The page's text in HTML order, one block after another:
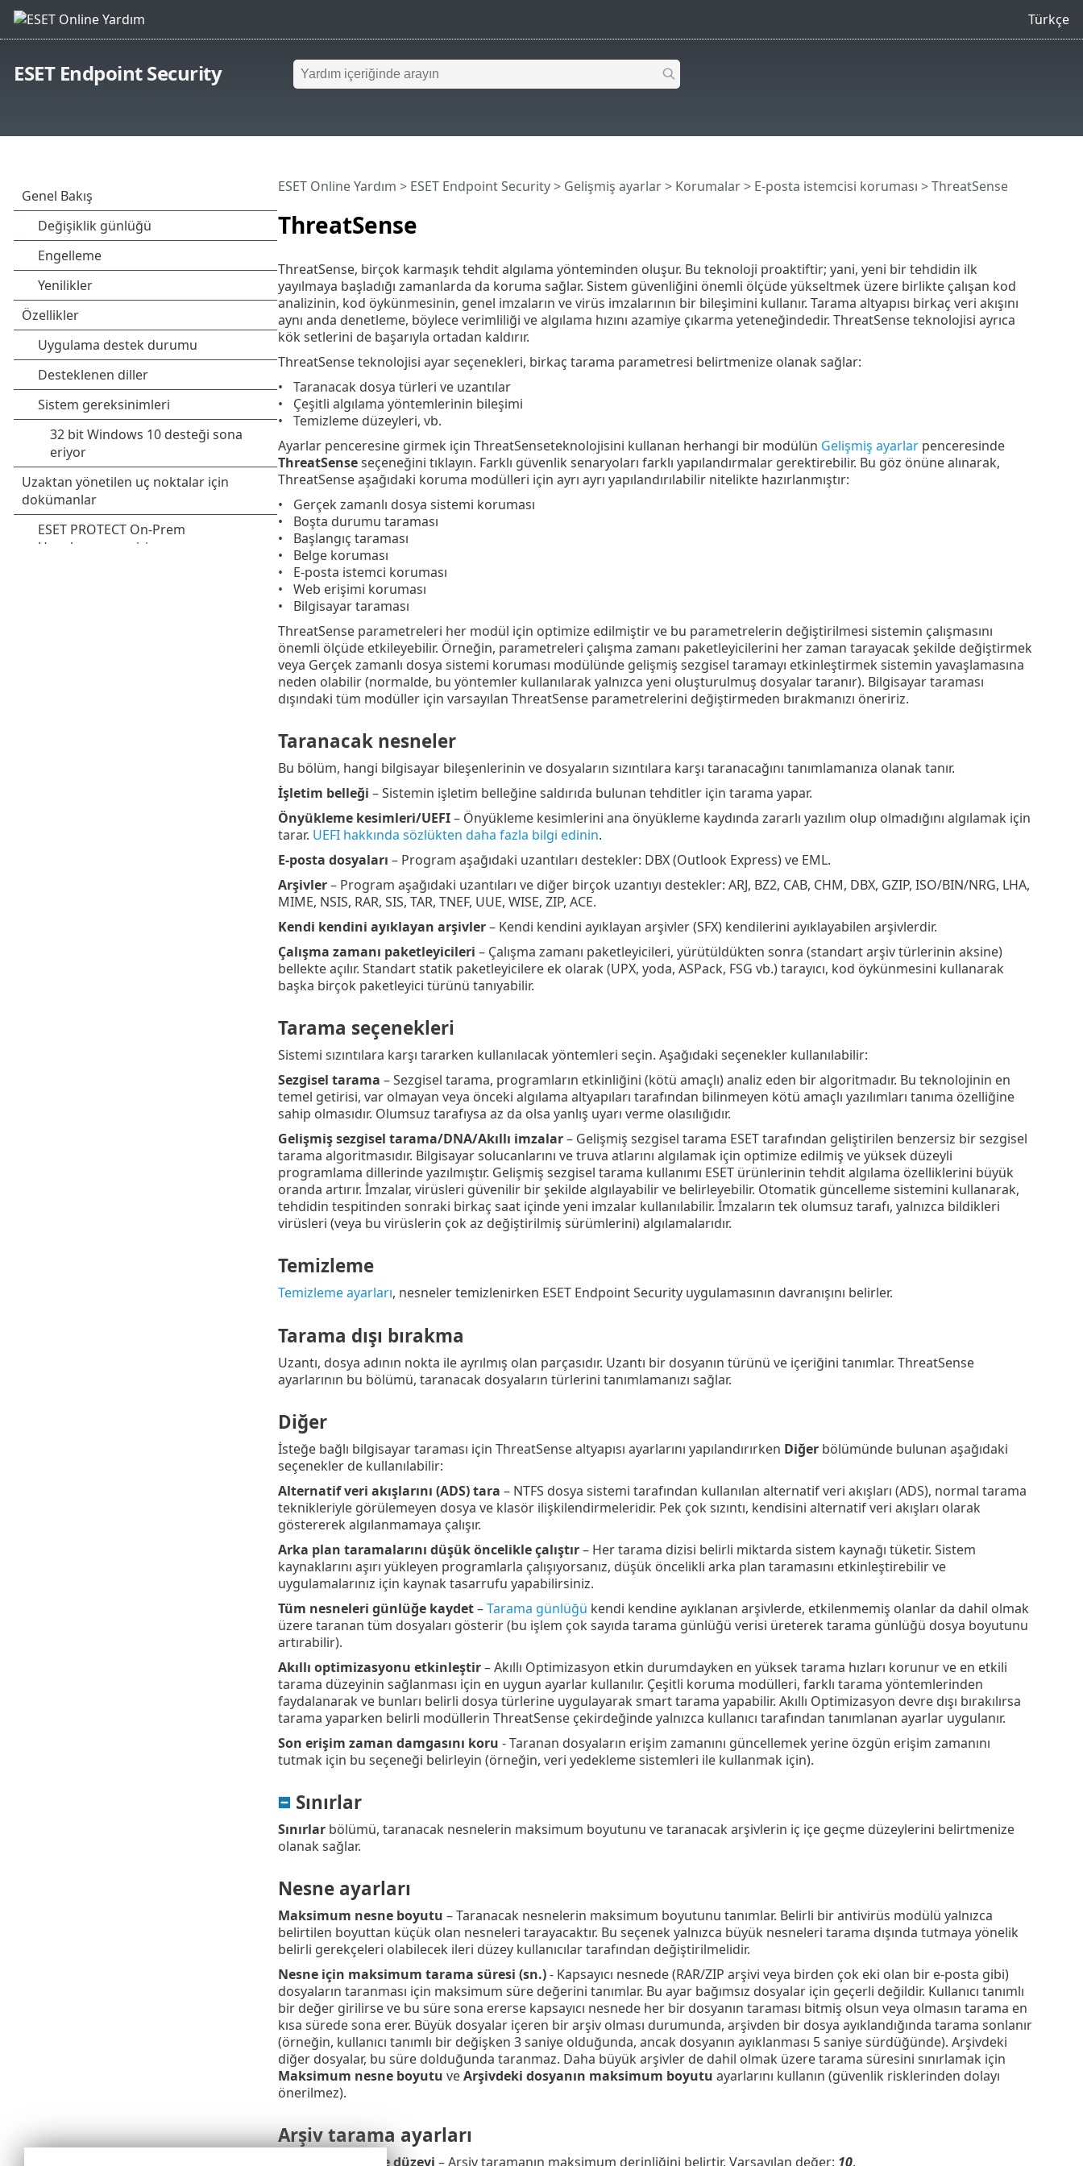
Türkçe
ESET Endpoint Security
ThreatSense
ESET Online Yardım > ESET Endpoint Security> Gelişmiş ayarlar> Korumalar> E-posta istemcisi koruması > ThreatSense
ThreatSense, birçok karmaşık tehdit algılama yönteminden oluşur. Bu teknoloji proaktiftir; yani, yeni bir tehdidin ilk
yayılmaya başladığı zamanlarda da koruma sağlar. Sistem güvenliğini önemli ölçüde yükseltmek üzere birlikte çalışan kod
analizinin, kod öykünmesinin, genel imzaların ve virüs imzalarının bir bileşimini kullanır. Tarama altyapısı birkaç veri akışını
aynı anda denetleme, böylece verimliliği ve algılama hızını azamiye çıkarma yeteneğindedir. ThreatSense teknolojisi ayrıca
kök setlerini de başarıyla ortadan kaldırır.
ThreatSense teknolojisi ayar seçenekleri, birkaç tarama parametresi belirtmenize olanak sağlar:
Taranacak dosya türleri ve uzantılar
Çeşitli algılama yöntemlerinin bileşimi
Temizleme düzeyleri, vb.
Ayarlar penceresine girmek için ThreatSenseteknolojisini kullanan herhangi bir modülün Gelişmiş ayarlarpenceresinde
ThreatSenseseçeneğini tıklayın. Farklı güvenlik senaryoları farklı yapılandırmalar gerektirebilir. Bu göz önüne alınarak,
ThreatSense aşağıdaki koruma modülleri için ayrı ayrı yapılandırılabilir nitelikte hazırlanmıştır:
Gerçek zamanlı dosya sistemi koruması
Boşta durumu taraması
Başlangıç taraması
Belge koruması
E-posta istemci koruması
Web erişimi koruması
Bilgisayar taraması
ThreatSense parametreleri her modül için optimize edilmiştir ve bu parametrelerin değiştirilmesi sistemin çalışmasını
önemli ölçüde etkileyebilir. Örneğin, parametreleri çalışma zamanı paketleyicilerini her zaman tarayacak şekilde değiştirmek
veya Gerçek zamanlı dosya sistemi koruması modülünde gelişmiş sezgisel taramayı etkinleştirmek sistemin yavaşlamasına
neden olabilir (normalde, bu yöntemler kullanılarak yalnızca yeni oluşturulmuş dosyalar taranır). Bilgisayar taraması
dışındaki tüm modüller için varsayılan ThreatSense parametrelerini değiştirmeden bırakmanızı öneririz.
Taranacak nesneler
Bu bölüm, hangi bilgisayar bileşenlerinin ve dosyaların sızıntılara karşı taranacağını tanımlamanıza olanak tanır.
İşletim belleği – Sistemin işletim belleğine saldırıda bulunan tehditler için tarama yapar.
Önyükleme kesimleri/UEFI– Önyükleme kesimlerini ana önyükleme kaydında zararlı yazılım olup olmadığını algılamak için
tarar. UEFI hakkında sözlükten daha fazla bilgi edinin.
E-posta dosyaları – Program aşağıdaki uzantıları destekler: DBX (Outlook Express) ve EML.
Arşivler– Program aşağıdaki uzantıları ve diğer birçok uzantıyı destekler: ARJ, BZ2, CAB, CHM, DBX, GZIP, ISO/BIN/NRG, LHA,
MIME, NSIS, RAR, SIS, TAR, TNEF, UUE, WISE, ZIP, ACE.
Kendi kendini ayıklayan arşivler– Kendi kendini ayıklayan arşivler (SFX) kendilerini ayıklayabilen arşivlerdir.
Çalışma zamanı paketleyicileri – Çalışma zamanı paketleyicileri, yürütüldükten sonra (standart arşiv türlerinin aksine)
bellekte açılır. Standart statik paketleyicilere ek olarak (UPX, yoda, ASPack, FSG vb.) tarayıcı, kod öykünmesini kullanarak
başka birçok paketleyici türünü tanıyabilir.
Tarama seçenekleri
Sistemi sızıntılara karşı tararken kullanılacak yöntemleri seçin. Aşağıdaki seçenekler kullanılabilir:
Sezgisel tarama – Sezgisel tarama, programların etkinliğini (kötü amaçlı) analiz eden bir algoritmadır. Bu teknolojinin en
temel getirisi, var olmayan veya önceki algılama altyapıları tarafından bilinmeyen kötü amaçlı yazılımları tanıma özelliğine
sahip olmasıdır. Olumsuz tarafıysa az da olsa yanlış uyarı verme olasılığıdır.
Gelişmiş sezgisel tarama/DNA/Akıllı imzalar– Gelişmiş sezgisel tarama ESET tarafından geliştirilen benzersiz bir sezgisel
tarama algoritmasıdır. Bilgisayar solucanlarını ve truva atlarını algılamak için optimize edilmiş ve yüksek düzeyli
programlama dillerinde yazılmıştır. Gelişmiş sezgisel tarama kullanımı ESET ürünlerinin tehdit algılama özelliklerini büyük
oranda artırır. İmzalar, virüsleri güvenilir bir şekilde algılayabilir ve belirleyebilir. Otomatik güncelleme sistemini kullanarak,
tehdidin tespitinden sonraki birkaç saat içinde yeni imzalar kullanılabilir. İmzaların tek olumsuz tarafı, yalnızca bildikleri
virüsleri (veya bu virüslerin çok az değiştirilmiş sürümlerini) algılamalarıdır.
Temizleme
Temizleme ayarları, nesneler temizlenirken ESET Endpoint Security uygulamasının davranışını belirler.
Tarama dışı bırakma
Uzantı, dosya adının nokta ile ayrılmış olan parçasıdır. Uzantı bir dosyanın türünü ve içeriğini tanımlar. ThreatSense
ayarlarının bu bölümü, taranacak dosyaların türlerini tanımlamanızı sağlar.
Diğer
İsteğe bağlı bilgisayar taraması için ThreatSense altyapısı ayarlarını yapılandırırken Diğerbölümünde bulunan aşağıdaki
seçenekler de kullanılabilir:
Alternatif veri akışlarını (ADS) tara – NTFS dosya sistemi tarafından kullanılan alternatif veri akışları (ADS), normal tarama
teknikleriyle görülemeyen dosya ve klasör ilişkilendirmeleridir. Pek çok sızıntı, kendisini alternatif veri akışları olarak
göstererek algılanmamaya çalışır.
Arka plan taramalarını düşük öncelikle çalıştır– Her tarama dizisi belirli miktarda sistem kaynağı tüketir. Sistem
kaynaklarını aşırı yükleyen programlarla çalışıyorsanız, düşük öncelikli arka plan taramasını etkinleştirebilir ve
uygulamalarınız için kaynak tasarrufu yapabilirsiniz.
Tüm nesneleri günlüğe kaydet–Tarama günlüğü kendi kendine ayıklanan arşivlerde, etkilenmemiş olanlar da dahil olmak
üzere taranan tüm dosyaları gösterir (bu işlem çok sayıda tarama günlüğü verisi üreterek tarama günlüğü dosya boyutunu
artırabilir).
Akıllı optimizasyonu etkinleştir– Akıllı Optimizasyon etkin durumdayken en yüksek tarama hızları korunur ve en etkili
tarama düzeyinin sağlanması için en uygun ayarlar kullanılır. Çeşitli koruma modülleri, farklı tarama yöntemlerinden
faydalanarak ve bunları belirli dosya türlerine uygulayarak smart tarama yapabilir. Akıllı Optimizasyon devre dışı bırakılırsa
tarama yaparken belirli modüllerin ThreatSense çekirdeğinde yalnızca kullanıcı tarafından tanımlanan ayarlar uygulanır.
Son erişim zaman damgasını koru - Taranan dosyaların erişim zamanını güncellemek yerine özgün erişim zamanını
tutmak için bu seçeneği belirleyin (örneğin, veri yedekleme sistemleri ile kullanmak için).
Sınırlar
Sınırlarbölümü, taranacak nesnelerin maksimum boyutunu ve taranacak arşivlerin iç içe geçme düzeylerini belirtmenize
olanak sağlar.
Nesne ayarları
Maksimum nesne boyutu – Taranacak nesnelerin maksimum boyutunu tanımlar. Belirli bir antivirüs modülü yalnızca
belirtilen boyuttan küçük olan nesneleri tarayacaktır. Bu seçenek yalnızca büyük nesneleri tarama dışında tutmaya yönelik
belirli gerekçeleri olabilecek ileri düzey kullanıcılar tarafından değiştirilmelidir.
Nesne için maksimum tarama süresi (sn.)- Kapsayıcı nesnede (RAR/ZIP arşivi veya birden çok eki olan bir e-posta gibi)
dosyaların taranması için maksimum süre değerini tanımlar. Bu ayar bağımsız dosyalar için geçerli değildir. Kullanıcı tanımlı
bir değer girilirse ve bu süre sona ererse kapsayıcı nesnede her bir dosyanın taraması bitmiş olsun veya olmasın tarama en
kısa sürede sona erer. Büyük dosyalar içeren bir arşiv olması durumunda, arşivden bir dosya ayıklandığında tarama sonlanır
(örneğin, kullanıcı tanımlı bir değişken 3 saniye olduğunda, ancak dosyanın ayıklanması 5 saniye sürdüğünde). Arşivdeki
diğer dosyalar, bu süre dolduğunda taranmaz. Daha büyük arşivler de dahil olmak üzere tarama süresini sınırlamak için
Maksimum nesne boyutu veArşivdeki dosyanın maksimum boyutu ayarlarını kullanın (güvenlik risklerinden dolayı
önerilmez).
Arşiv tarama ayarları
Arşiv iç içe geçme düzeyi – Arşiv taramanın maksimum derinliğini belirtir. Varsayılan değer: 10.